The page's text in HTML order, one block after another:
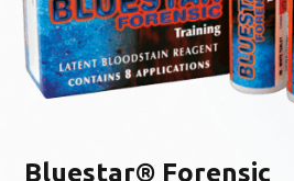
Bluestar® Forensic